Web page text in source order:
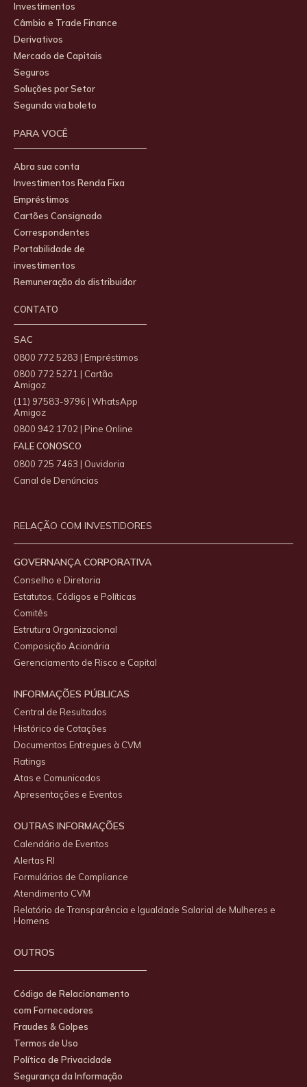
Investimentos
Câmbio e Trade Finance
Derivativos
Mercado de Capitais
Seguros
Soluções por Setor
Segunda via boleto
PARA VOCÊ
Abra sua conta
Investimentos Renda Fixa
Empréstimos
Cartões Consignado
Correspondentes
Portabilidade de
investimentos
Remuneração do distribuidor
CONTATO
SAC
0800 772 5283 | Empréstimos
0800 772 5271 | Cartão
Amigoz
(11) 97583-9796 | WhatsApp
Amigoz
0800 942 1702 | Pine Online
FALE CONOSCO
0800 725 7463 | Ouvidoria
Canal de Denúncias
RELAÇÃO COM INVESTIDORES
GOVERNANÇA CORPORATIVA
Conselho e Diretoria
Estatutos, Códigos e Políticas
Comitês
Estrutura Organizacional
Composição Acionária
Gerenciamento de Risco e Capital
INFORMAÇÕES PÚBLICAS
Central de Resultados
Histórico de Cotações
Documentos Entregues à CVM
Ratings
Atas e Comunicados
Apresentações e Eventos
OUTRAS INFORMAÇÕES
Calendário de Eventos
Alertas RI
Formulários de Compliance
Atendimento CVM
Relatório de Transparência e Igualdade Salarial de Mulheres e
Homens
OUTROS
Código de Relacionamento
com Fornecedores
Fraudes & Golpes
Termos de Uso
Política de Privacidade
Segurança da Informação